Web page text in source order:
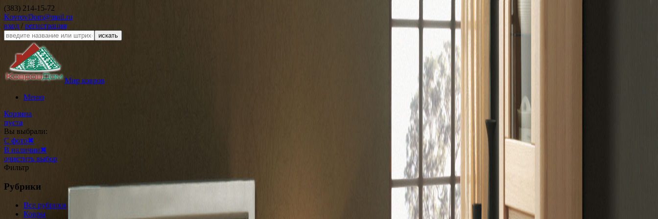
(383) 214-15-72
KovrovDom@mail.ru
вход / регистрация
искать
Мир ковров
Меню
Корзина
пуста
Вы выбрали:
С фото✖
В наличии✖
очистить выбор
Фильтр
Рубрики
Все рубрики
Ковры